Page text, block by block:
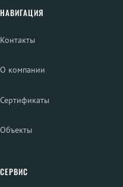
НАВИГАЦИЯ
Контакты
О компании
Сертификаты
Объекты
СЕРВИС